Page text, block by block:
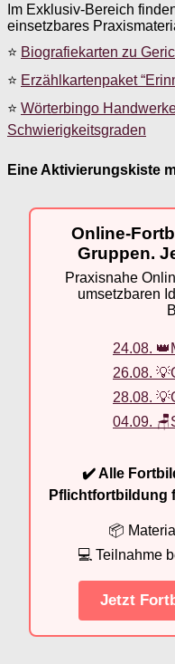
Im Exklusiv-Bereich
einsetzbares
⭐ Biografiekarten zu
⭐ Erzählkartenpaket
⭐ Wörterbingo
Schwierigkeitsgraden
Eine Aktivierungskiste
Online-
Gruppen.
Praxisnahe
umsetzbaren
24.08.
26.08.
28.08.
04.09.
✔️ Alle
Pflichtfortbildung
📦
💻 Teilnahme
Jetzt